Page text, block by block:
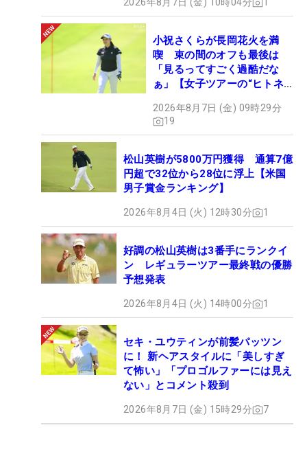
小祝さくらが長岡花火を満
喫 束の間のオフも最後は
「見るってすごく過酷だな
ぁ」【女子ツアーの“ヒトネ
2026年8月7日 (金) 09時29分
19
松山英樹が5800万円獲得 通算7億
円超で32位から28位に浮上【米国
男子賞金ランキング】
2026年8月4日 (火) 12時30分 1
好調の松山英樹は3番手にランクイ
ン レギュラーツアー最終戦の優勝
予想発表
2026年8月4日 (火) 14時00分 1
セキ・ユウティンが前髪パッツン
に！ 新ヘアスタイルに「美しすぎ
て怖い」「プロゴルファーには見え
ない」とコメント殺到
2026年8月7日 (金) 15時29分 7